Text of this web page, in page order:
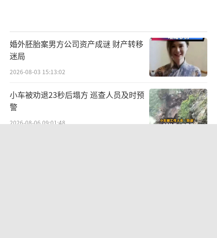
婚外胚胎案男方公司资产成谜 财产转移
迷局
2026-08-03 15:13:02
小车被劝退23秒后塌方 巡查人员及时预
警
2026-08-06 09:01:48